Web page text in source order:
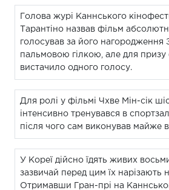
Голова журі Каннського
Тарантіно назвав фільм
голосував за його нагородження
пальмовою гілкою, але для призу
вистачило одного голосу.
Для ролі у фільмі Чхве Мін-сік
інтенсивно тренувався в
після чого сам виконував майже
У Кореї дійсно їдять живих
зазвичай перед цим їх нарізають
Отримавши Гран-прі на